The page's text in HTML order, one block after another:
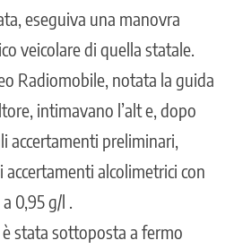
eseguiva una manovra
veicolare di quella statale.
Radiomobile, notata la guida
intimavano l’alt e, dopo
accertamenti preliminari,
alcolimetrici con
0,95 g/l .
stata sottoposta a fermo